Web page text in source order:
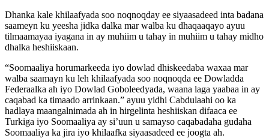
Dhanka kale khilaafyada soo noqnoqday ee siyaasadeed inta badana
saameyn ku yeesha jidka dalka mar walba ku dhaqaaqayo ayuu
tilmaamayaa iyagana in ay muhiim u tahay in muhiim u tahay midho
dhalka heshiiskaan.
“Soomaaliya horumarkeeda iyo dowlad dhiskeedaba waxaa mar
walba saamayn ku leh khilaafyada soo noqnoqda ee Dowladda
Federaalka ah iyo Dowlad Goboleedyada, waana laga yaabaa in ay
caqabad ka timaado arrinkaan.” ayuu yidhi Cabdulaahi oo ka
hadlaya maangalnimada ah in hirgelinta heshiiskan difaaca ee
Turkiga iyo Soomaaliya ay si’uun u samayso caqabadaha gudaha
Soomaaliya ka jira iyo khilaafka siyaasadeed ee joogta ah.